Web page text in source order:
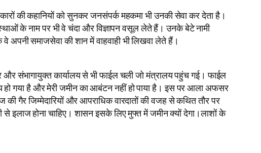
की कहानियों को सुनकर जनसंपर्क महकमा भी उनकी सेवा कर देता है।
के नाम पर भी वे चंदा और विज्ञापन वसूल लेते हैं। उनके बेटे नामी
समाजसेवा की शान में वाहवाही भी लिखवा लेते हैं।
संभागायुक्त कार्यालय से भी फाईल चली जो मंत्रालय पहुंच गई। फाईल
गया है और मेरी जमीन का आबंटन नहीं हो पाया है। इस पर आला अफसर
गैर जिम्मेदारियों और आपराधिक वारदातों की वजह से कथित तौर पर
होना चाहिए। शासन इसके लिए मुफ्त में जमीन क्यों देगा।लाशों के